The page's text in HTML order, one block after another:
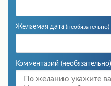
Желаемая дата (необязательно)
Комментарий (необязательно)